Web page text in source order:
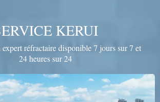
KERUI
réfractaire disponible 7 jours sur 7 et
24 heures sur 24